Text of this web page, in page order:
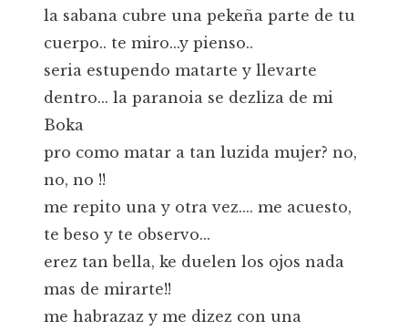
la sabana cubre una pekeña parte de tu
cuerpo.. te miro...y pienso..
seria estupendo matarte y llevarte
dentro... la paranoia se dezliza de mi
Boka
pro como matar a tan luzida mujer? no,
no, no !!
me repito una y otra vez.... me acuesto,
te beso y te observo...
erez tan bella, ke duelen los ojos nada
mas de mirarte!!
me habrazaz y me dizez con una